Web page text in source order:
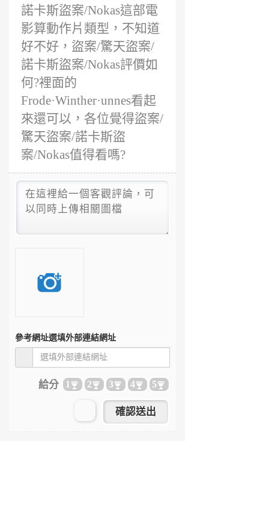
諾卡斯盜案/Nokas這部電
影算動作片類型，不知道
好不好，盜案/驚天盜案/
諾卡斯盜案/Nokas評價如
何?裡面的
Frode·Winther·unnes看起
來還可以，各位覺得盜案/
驚天盜案/諾卡斯盜
案/Nokas值得看嗎?
參考網址選填外部連結網址
給分 1 2 3 4 5